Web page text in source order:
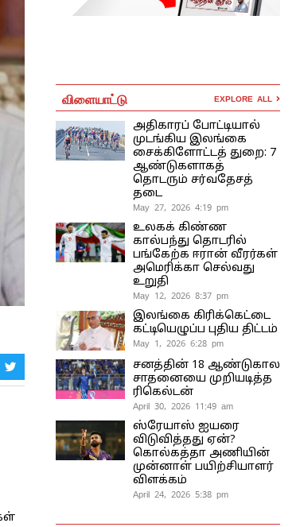
விளையாட்டு EXPLORE ALL
அதிகாரப் போட்டியால்
முடங்கிய இலங்கை
சைக்கிளோட்டத் துறை: 7
ஆண்டுகளாகத்
தொடரும் சர்வதேசத்
தடை
May 27, 2026 4:19 pm
உலகக் கிண்ண
கால்பந்து தொடரில்
பங்கேற்க ஈரான் வீரர்கள்
அமெரிக்கா செல்வது
உறுதி
May 12, 2026 8:37 pm
இலங்கை கிரிக்கெட்டை
கட்டியெழுப்ப புதிய திட்டம்
May 1, 2026 6:28 pm
சனத்தின் 18 ஆண்டுகால
சாதனையை முறியடித்த
ரிகெல்டன்
April 30, 2026 11:49 am
ஸ்ரேயாஸ் ஐயரை
விடுவித்தது ஏன்?
கொல்கத்தா அணியின்
முன்னாள் பயிற்சியாளர்
விளக்கம்
April 24, 2026 5:38 pm